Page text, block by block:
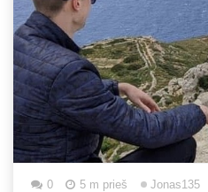
0 5 m prieš Jonas135